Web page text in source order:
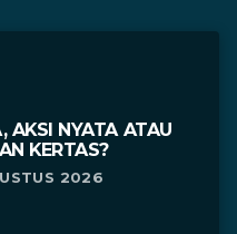
AKSI NYATA ATAU
KERTAS?
2026